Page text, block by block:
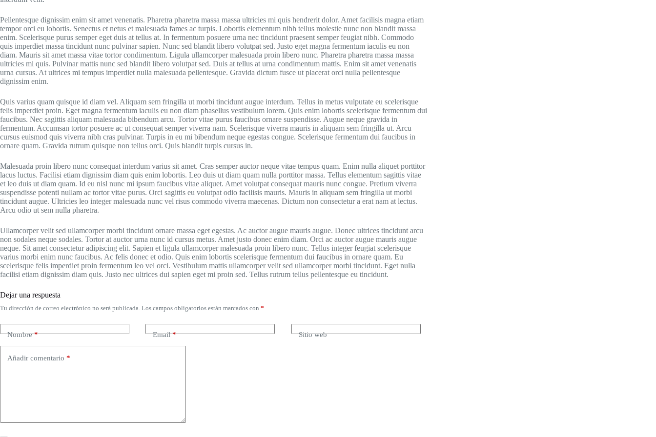
Pellentesque dignissim enim sit amet venenatis. Pharetra pharetra massa massa ultricies mi quis hendrerit dolor. Amet facilisis magna etiam
tempor orci eu lobortis. Senectus et netus et malesuada fames ac turpis. Lobortis elementum nibh tellus molestie nunc non blandit massa
enim. Scelerisque purus semper eget duis at tellus at. In fermentum posuere urna nec tincidunt praesent semper feugiat nibh. Commodo
quis imperdiet massa tincidunt nunc pulvinar sapien. Nunc sed blandit libero volutpat sed. Justo eget magna fermentum iaculis eu non
diam. Mauris sit amet massa vitae tortor condimentum. Ligula ullamcorper malesuada proin libero nunc. Pharetra pharetra massa massa
ultricies mi quis. Pulvinar mattis nunc sed blandit libero volutpat sed. Duis at tellus at urna condimentum mattis. Enim sit amet venenatis
urna cursus. At ultrices mi tempus imperdiet nulla malesuada pellentesque. Gravida dictum fusce ut placerat orci nulla pellentesque
dignissim enim.
Quis varius quam quisque id diam vel. Aliquam sem fringilla ut morbi tincidunt augue interdum. Tellus in metus vulputate eu scelerisque
felis imperdiet proin. Eget magna fermentum iaculis eu non diam phasellus vestibulum lorem. Quis enim lobortis scelerisque fermentum dui
faucibus. Nec sagittis aliquam malesuada bibendum arcu. Tortor vitae purus faucibus ornare suspendisse. Augue neque gravida in
fermentum. Accumsan tortor posuere ac ut consequat semper viverra nam. Scelerisque viverra mauris in aliquam sem fringilla ut. Arcu
cursus euismod quis viverra nibh cras pulvinar. Turpis in eu mi bibendum neque egestas congue. Scelerisque fermentum dui faucibus in
ornare quam. Gravida rutrum quisque non tellus orci. Quis blandit turpis cursus in.
Malesuada proin libero nunc consequat interdum varius sit amet. Cras semper auctor neque vitae tempus quam. Enim nulla aliquet porttitor
lacus luctus. Facilisi etiam dignissim diam quis enim lobortis. Leo duis ut diam quam nulla porttitor massa. Tellus elementum sagittis vitae
et leo duis ut diam quam. Id eu nisl nunc mi ipsum faucibus vitae aliquet. Amet volutpat consequat mauris nunc congue. Pretium viverra
suspendisse potenti nullam ac tortor vitae purus. Orci sagittis eu volutpat odio facilisis mauris. Mauris in aliquam sem fringilla ut morbi
tincidunt augue. Ultricies leo integer malesuada nunc vel risus commodo viverra maecenas. Dictum non consectetur a erat nam at lectus.
Arcu odio ut sem nulla pharetra.
Ullamcorper velit sed ullamcorper morbi tincidunt ornare massa eget egestas. Ac auctor augue mauris augue. Donec ultrices tincidunt arcu
non sodales neque sodales. Tortor at auctor urna nunc id cursus metus. Amet justo donec enim diam. Orci ac auctor augue mauris augue
neque. Sit amet consectetur adipiscing elit. Sapien et ligula ullamcorper malesuada proin libero nunc. Tellus integer feugiat scelerisque
varius morbi enim nunc faucibus. Ac felis donec et odio. Quis enim lobortis scelerisque fermentum dui faucibus in ornare quam. Eu
scelerisque felis imperdiet proin fermentum leo vel orci. Vestibulum mattis ullamcorper velit sed ullamcorper morbi tincidunt. Eget nulla
facilisi etiam dignissim diam quis. Justo nec ultrices dui sapien eget mi proin sed. Tellus rutrum tellus pellentesque eu tincidunt.
Dejar una respuesta
Tu dirección de correo electrónico no será publicada. Los campos obligatorios están marcados con *
Nombre* Email* Sitio web
Añadir comentario *